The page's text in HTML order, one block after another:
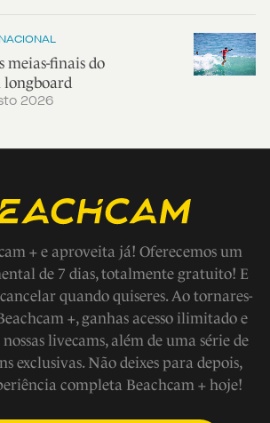
meias-finais do
longboard
2026
+ e aproveita já! Oferecemos um
de 7 dias, totalmente gratuito! E
quando quiseres. Ao tornares-
+, ganhas acesso ilimitado e
livecams, além de uma série de
exclusivas. Não deixes para depois,
completa Beachcam + hoje!